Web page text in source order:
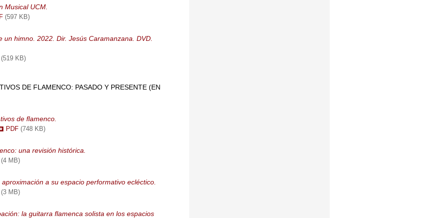
Musical UCM.
(597 KB)
himno. 2022. Dir. Jesús Caramanzana. DVD.
(519 KB)
DE FLAMENCO: PASADO Y PRESENTE (EN
de flamenco.
PDF(748 KB)
una revisión histórica.
(4 MB)
a su espacio performativo ecléctico.
(3 MB)
la guitarra flamenca solista en los espacios